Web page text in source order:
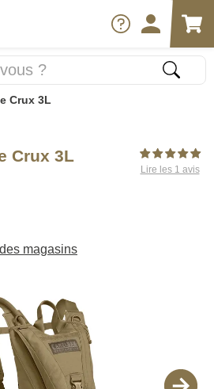
Crux 3L
Crux 3L
Lire les 1 avis
magasins